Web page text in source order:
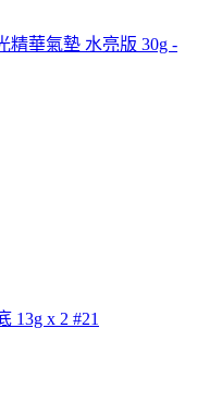
精華氣墊 水亮版 30g -
13g x 2 #21